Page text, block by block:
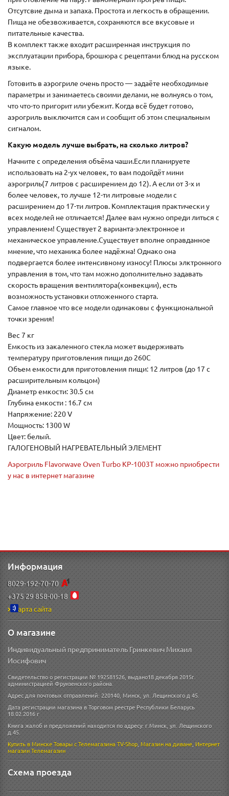
Отсутсвие дыма и запаха. Простота и легкость в обращении.
Пища не обезвоживается, сохраняются все вкусовые и
питательные качества.
В комплект также входит расширенная инструкция по
эксплуатации прибора, брошюра с рецептами блюд на русском
языке.
Готовить в аэрогриле очень просто — задаёте необходимые
параметры и занимаетесь своими делами, не волнуясь о том,
что что-то пригорит или убежит. Когда всё будет готово,
аэрогриль выключится сам и сообщит об этом специальным
сигналом.
Какую модель лучше выбрать, на сколько литров?
Начните с определения объёма чаши.Если планируете
использовать на 2-ух человек, то вам подойдёт мини
аэрогриль(7 литров с расширением до 12). А если от 3-х и
более человек, то лучше 12-ти литровые модели с
расширением до 17-ти литров. Комплектация практически у
всех моделей не отличается! Далее вам нужно опреди литься с
управлением! Существует 2 варианта-электронное и
механическое управление.Существует вполне оправданное
мнение, что механика более надёжна! Однако она
подвергается более интенсивному износу! Плюсы элктронного
управления в том, что там можно дополнительно задавать
скорость вращения вентилятора(конвекции), есть
возможность установки отложенного старта.
Самое главное что все модели одинаковы с функциональной
точки зрения!
Вес 7 кг
Емкость из закаленного стекла может выдерживать
температуру приготовления пищи до 260C
Объем емкости для приготовления пищи: 12 литров (до 17 с
расширительным кольцом)
Диаметр емкости: 30.5 см
Глубина емкости : 16.7 см
Напряжение: 220 V
Мощность: 1300 W
Цвет: белый.
ГАЛОГЕНОВЫЙ НАГРЕВАТЕЛЬНЫЙ ЭЛЕМЕНТ
Аэрогриль Flavorwave Oven Turbo KP-1003T можно приобрести
у нас в интернет магазине
Информация
8029-192-70-70
+375 29 858-00-18
Карта сайта
О магазине
Индивидуальный предприниматель Гринкевич Михаил
Иосифович
Свидетельство о регистрации № 192581526, выдано18 декабря 2015г.
администрацией Фрунзенского района.
Адрес для почтовых отправлений: 220140, Минск, ул. Лещинского д 45.
Дата регистрации магазина в Торговом реестре Республики Беларусь
18.02.2016 г
Книга жалоб и предложений находится по адресу: г.Минск, ул. Лещинского
д.45.
Купить в МинскеТовары с Телемагазина TV-Shop,Магазин на диване,Интернет
магазинТелемагазин
Схема проезда